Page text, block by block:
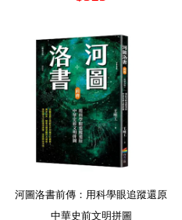
河圖洛書前傳：用科學眼追蹤還原
中華史前文明拼圖